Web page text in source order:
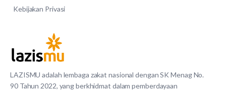
LAZISMU adalah lembaga zakat nasional dengan SK Menag No.
90 Tahun 2022, yang berkhidmat dalam pemberdayaan
Kebijakan Privasi